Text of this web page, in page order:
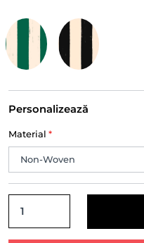
Personalizează
Material *